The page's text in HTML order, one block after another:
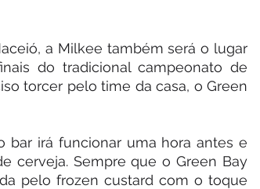
a Milkee também será o lugar
do tradicional campeonato de
torcer pelo time da casa, o Green
bar irá funcionar uma hora antes e
cerveja. Sempre que o Green Bay
pelo frozen custard com o toque